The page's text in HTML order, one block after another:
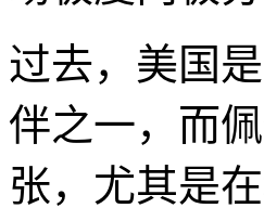
过去，美国
伴之一，而
张，尤其是